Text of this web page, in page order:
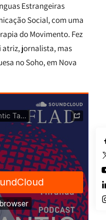
Estrangeiras
Social, com uma
do Movimento. Fez
atriz, jornalista, mas
no Soho, em Nova